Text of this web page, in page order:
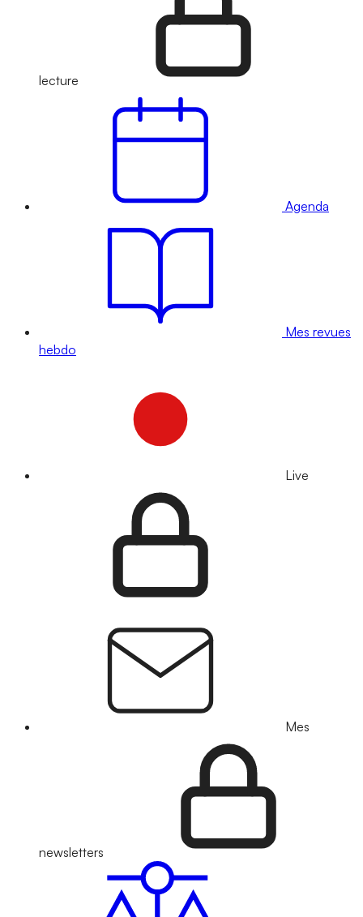
lecture
Agenda
Mes revues
hebdo
Live
Mes
newsletters